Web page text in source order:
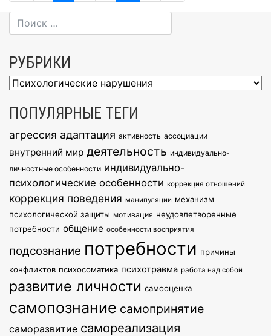
по
записям
РУБРИКИ
Рубрики
ПОПУЛЯРНЫЕ ТЕГИ
агрессия адаптация активность ассоциации
внутренний мир деятельность индивидуально-
личностные особенности индивидуально-
психологические особенности коррекция отношений
коррекция поведения манипуляции механизм
психологической защиты мотивация неудовлетворенные
потребности общение особенности восприятия
подсознание потребности причины
конфликтов психосоматика психотравма работа над собой
развитие личности самооценка
самопознание самопринятие
саморазвитие самореализация